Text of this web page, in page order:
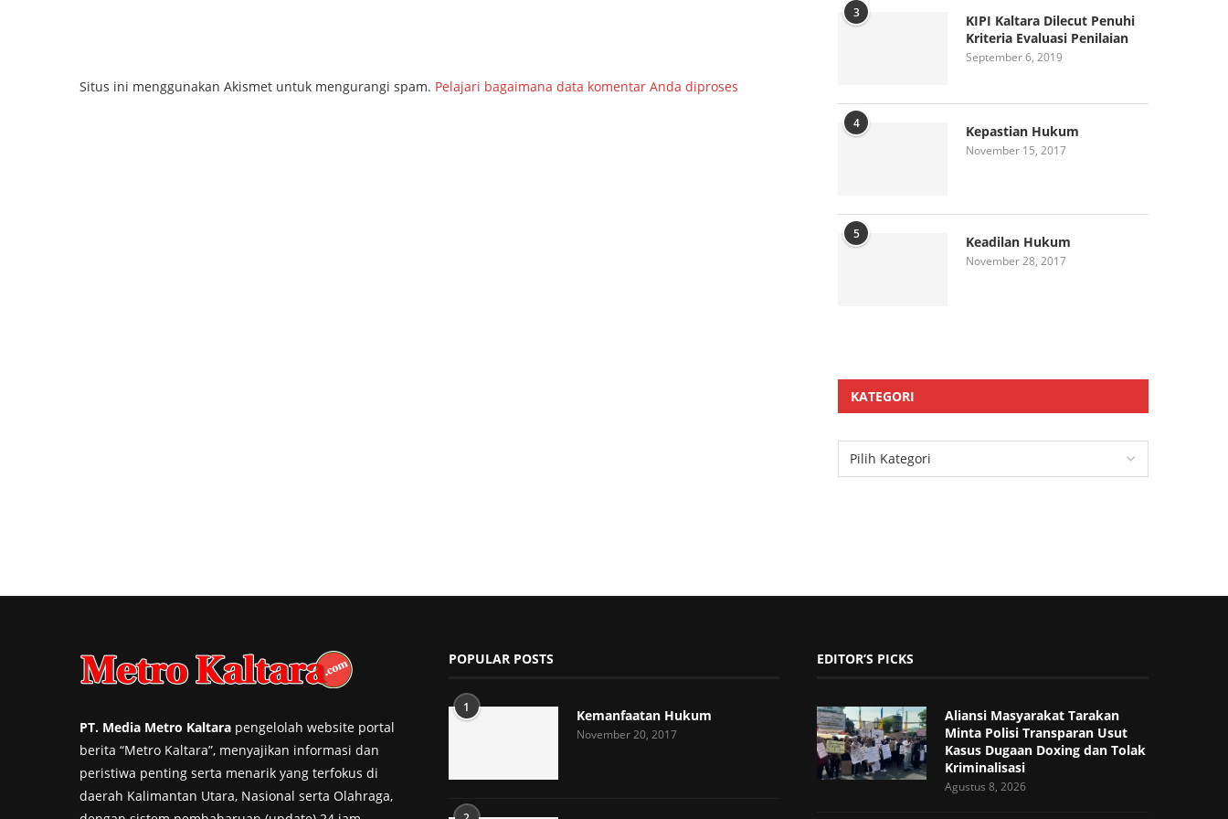
Situs ini menggunakan Akismet untuk mengurangi spam. Pelajari bagaimana data komentar Anda diproses
3
KIPI Kaltara Dilecut Penuhi
Kriteria Evaluasi Penilaian
September 6, 2019
4 Kepastian Hukum
November 15, 2017
5 Keadilan Hukum
November 28, 2017
KATEGORI
PT. Media Metro Kaltara pengelolah website portal
berita “Metro Kaltara”, menyajikan informasi dan
peristiwa penting serta menarik yang terfokus di
daerah Kalimantan Utara, Nasional serta Olahraga,
POPULAR POSTS
1 Kemanfaatan Hukum
November 20, 2017
EDITOR’S PICKS
Aliansi Masyarakat Tarakan
Minta Polisi Transparan Usut
Kasus Dugaan Doxing dan Tolak
Kriminalisasi
Agustus 8, 2026